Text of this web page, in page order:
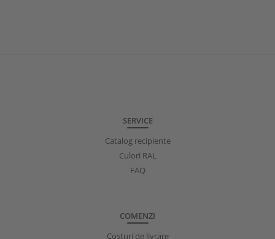
SERVICE
Catalog recipiente
Culori RAL
FAQ
COMENZI
Costuri de livrare